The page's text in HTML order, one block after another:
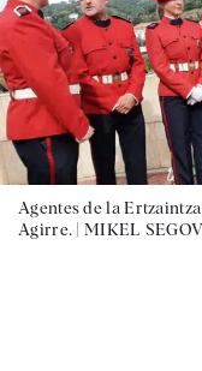
Agentes de la
Agirre. | MIKEL